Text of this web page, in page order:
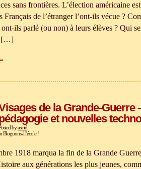
sans frontières. L’élection américaine
Français de l’étranger l’ont-ils vécue ?
ils parlé (ou non) à leurs élèves ? Qui
[…]
de la Grande-Guerre
et nouvelles
byastrid
Bloguons à l'école !
1918 marqua la fin de la Grande
aux générations les plus jeunes,